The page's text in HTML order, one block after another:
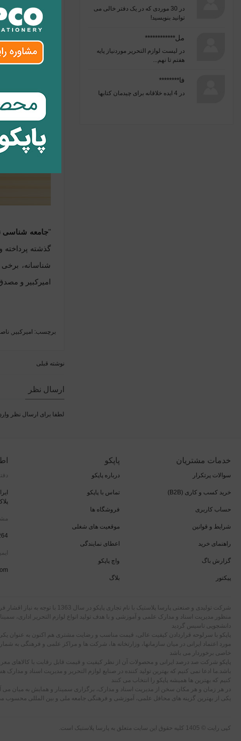
در
30 موردی که در یک دفتر خالی می
توانید بنویسید!
مل************
در لیست لوازم التحریر موردنیاز پایه
هفتم تا نهم...
فا********
در 4 ایده خلاقانه برای چیدمان کتابها
بیمار که تاب
شاید بد نباشد
"جامعه ‌شناسی
شناسانه،
امیرکبیر و
برچسب: امیرکبیر ,
نوشته قبلی
ارسال نظر
لطفا برای ارسال نظر وارد
خدمات مشتریان
سوالات پرتکرار
خرید کسب و کاری (B2B)
حساب کاربری
شرایط و قوانین
راهنمای خرید
گزارش باگ
پیکتور
پاپکو
درباره پاپکو
تماس با پاپکو
فروشگاه ها
موقعیت های شغلی
اعطای نمایندگی
واچ پاپکو
بلاگ
پلاک
شرکت تولیدی و صنعتی پارسا پلاستیک با نام تجاری پاپکو در سال
منظور مدیریت اسناد و مدارک علمی و آموزشی و با هدف تولید انواع لوازم التحریر اداری،
دانشجویی تاسیس گردید
پاپکو با سرلوحه قراردادن کیفیت عالی، قیمت مناسب و رضایت مشتری هم اکنون به عنوان یکی
مورد اعتماد ایرانی در میان سازمانها، وزارتخانه ها، شرکت ها و مراکز علمی و فرهنگی به
خاصی برخوردار می باشد
پاپکو شرکت صد درصد ایرانی و محصولات آن از نظر کیفیت و قیمت قابل رقابت با کالاهای
باشد.ما ادعا نمی کنیم که بهترین تولید کننده در صنایع لوازم التحریر و مدیریت اسناد و مدارک
کنیم که بهترین ها همیشه پاپکو را انتخاب می کنند
در هر زمان و هر مکان سخن از مدیریت اسناد و مدارک، برگزاری سمینار و همایش به میان می
یکی از بهترین گزینه های محافل علمی، آموزشی و فرهنگی جامعه ملی و بین المللی محسوب
کپی رایت © 1405 کلیه حقوق این سایت متعلق به پارسا پلاستیک است.